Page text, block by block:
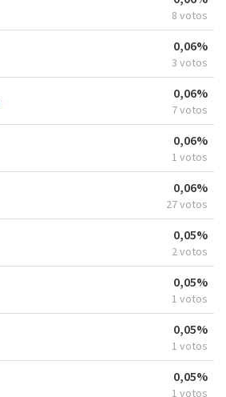
8 votos
0,06%
3 votos
0,06%
7 votos
0,06%
1 votos
0,06%
27 votos
0,05%
2 votos
0,05%
1 votos
0,05%
1 votos
0,05%
1 votos